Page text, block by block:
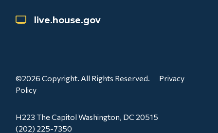
live.house.gov
©2026 Copyright. All Rights Reserved.
Privacy
Policy
H223 The Capitol Washington, DC 20515
(202) 225-7350